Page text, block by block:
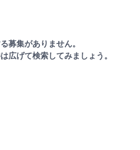
募集がありません。
広げて検索してみましょう。